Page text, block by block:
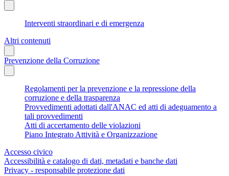
Interventi straordinari e di emergenza
Altri contenuti
Prevenzione della Corruzione
Regolamenti per la prevenzione e la repressione della
corruzione e della trasparenza
Provvedimenti adottati dall'ANAC ed atti di adeguamento a
tali provvedimenti
Atti di accertamento delle violazioni
Piano Integrato Attività e Organizzazione
Accesso civico
Accessibilità e catalogo di dati, metadati e banche dati
Privacy - responsabile protezione dati